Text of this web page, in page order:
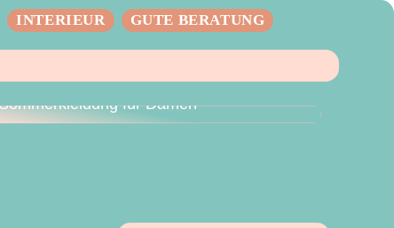
INTERIEUR GUTE BERATUNG
für Damen